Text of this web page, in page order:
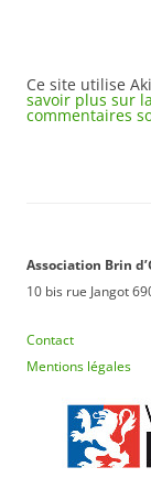
Ce site utilise
savoir plus sur
commentaires
Association Brin
10 bis rue Jangot
Contact
Mentions légales